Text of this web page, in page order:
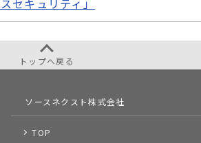
セキュリティ」
トップへ戻る
ソースネクスト株式会社
TOP